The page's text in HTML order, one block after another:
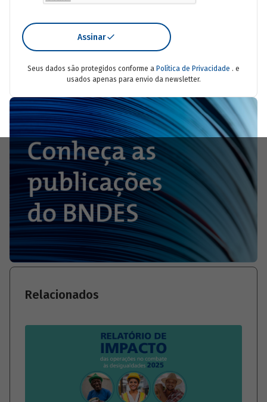
Assinar
Seus dados são protegidos conforme a Política de Privacidade . e
usados apenas para envio da newsletter.
Relacionados